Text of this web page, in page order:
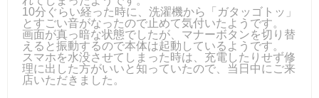
10分ぐらい経った時に、洗濯機から「ガタッゴトッ」
とすごい音がなったので止めて気付いたようです。
画面が真っ暗な状態でしたが、マナーボタンを切り替
えると振動するので本体は起動しているようです。
スマホを水没させてしまった時は、充電したりせず修
理に出した方がいいと知っていたので、当日中にご来
店いただきました。